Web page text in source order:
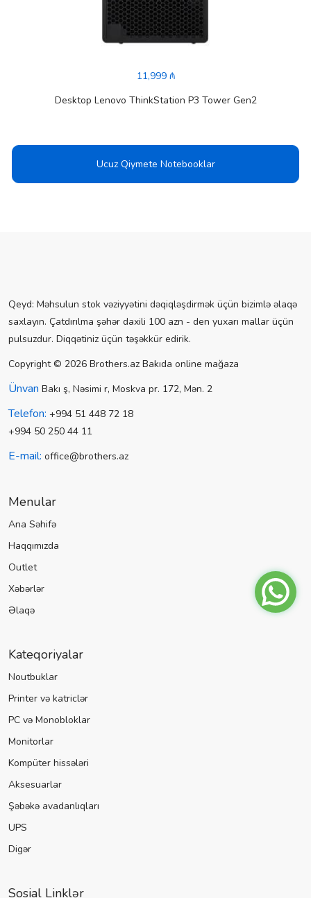
11,999 ₼
Desktop Lenovo ThinkStation P3 Tower Gen2
Ucuz Qiymete Notebooklar
Qeyd: Məhsulun stok vəziyyətini dəqiqləşdirmək üçün bizimlə əlaqə
saxlayın. Çatdırılma şəhər daxili 100 azn - den yuxarı mallar üçün
pulsuzdur. Diqqətiniz üçün təşəkkür edirik.
Copyright © 2026 Brothers.az Bakıda online mağaza
Ünvan Bakı ş, Nəsimi r, Moskva pr. 172, Mən. 2
Telefon: +994 51 448 72 18
+994 50 250 44 11
E-mail: office@brothers.az
Menular
Ana Səhifə
Haqqımızda
Outlet
Xəbərlər
Əlaqə
Kateqoriyalar
Noutbuklar
Printer və katriclər
PC və Monobloklar
Monitorlar
Kompüter hissələri
Aksesuarlar
Şəbəkə avadanlıqları
UPS
Digər
Sosial Linklər